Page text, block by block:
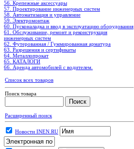
56. Крепежные аксессуары
57. Проектирование инженерных систем
58. Автоматизация и управление
59. Электромонтаж
60. Пусконаладка и ввод в эксплуатацию оборудования
61. Обслуживание, ремонт и реконструкция
инженерных систем
62. Футерованная / Гуммированная арматура
63. Разрешения и сертификаты
64. Металлопрокат
65. КАТАЛОГИ
66. Аренда автомобилей с водителем.
Список всех товаров
Поиск товара
Расширенный поиск
Новости INEN.RU